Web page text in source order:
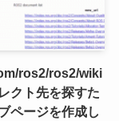
ros2/ros2/wiki
クト先を探すた
ページを作成し